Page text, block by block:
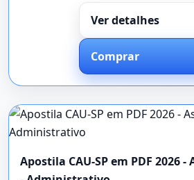
Ver detalhes
Comprar
Apostila CAU-SP em PDF 2026